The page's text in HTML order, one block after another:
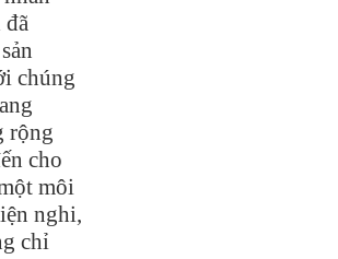
đã
chúng
rộng
cho
môi
nghi,
chỉ